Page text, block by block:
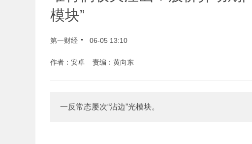
模块”
第一财经 06-05 13:10
作者：安卓 责编：黄向东
一反常态屡次“沾边”光模块。